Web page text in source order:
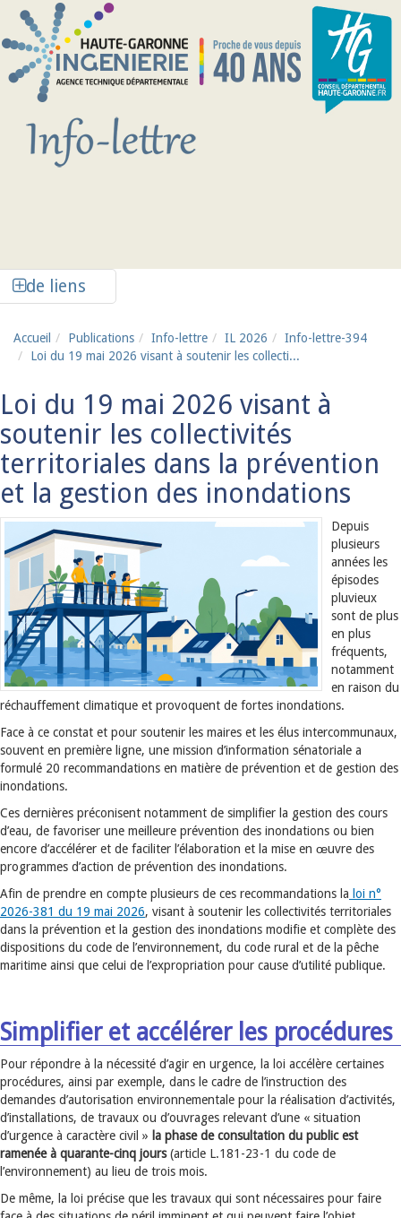
Aller au contenu principal
de liens
Accueil Publications Info-lettre IL 2026
Info-lettre-394
Loi du 19 mai 2026 visant à soutenir les collecti...
Loi du 19 mai 2026 visant à
soutenir les collectivités
territoriales dans la prévention
et la gestion des inondations
Depuis
plusieurs
années les
épisodes
pluvieux
sont de plus
en plus
fréquents,
notamment
en raison du
réchauffement climatique et provoquent de fortes inondations.
Face à ce constat et pour soutenir les maires et les élus intercommunaux,
souvent en première ligne, une mission d’information sénatoriale a
formulé 20 recommandations en matière de prévention et de gestion des
inondations.
Ces dernières préconisent notamment de simplifier la gestion des cours
d’eau, de favoriser une meilleure prévention des inondations ou bien
encore d’accélérer et de faciliter l’élaboration et la mise en œuvre des
programmes d’action de prévention des inondations.
Afin de prendre en compte plusieurs de ces recommandations la loi n°
2026-381 du 19 mai 2026, visant à soutenir les collectivités territoriales
dans la prévention et la gestion des inondations modifie et complète des
dispositions du code de l’environnement, du code rural et de la pêche
maritime ainsi que celui de l’expropriation pour cause d’utilité publique.
Simplifier et accélérer les procédures
Pour répondre à la nécessité d’agir en urgence, la loi accélère certaines
procédures, ainsi par exemple, dans le cadre de l’instruction des
demandes d’autorisation environnementale pour la réalisation d’activités,
d’installations, de travaux ou d’ouvrages relevant d’une « situation
d’urgence à caractère civil » la phase de consultation du public est
ramenée à quarante-cinq jours(article L.181-23-1 du code de
l’environnement) au lieu de trois mois.
De même, la loi précise que les travaux qui sont nécessaires pour faire